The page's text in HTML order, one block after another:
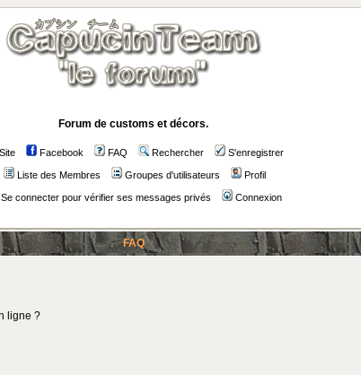
Forum de customs et décors.
Site Facebook FAQ Rechercher S'enregistrer
Liste des Membres Groupes d'utilisateurs Profil
Se connecter pour vérifier ses messages privés
Connexion
FAQ
ligne ?